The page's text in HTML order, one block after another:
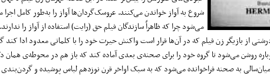
شروع به آواز خواندن می‌کنند. عروسک‌گردان‌ها آواز را به‌طور کامل
می‌شود چرا که ظاهراً سازندگان فیلم حق (رایت) استفاده از آواز را
از بازیگر زن فیلم که در آن‌ها قرار است واکنش حیرت خود را با کلماتی معدود ادا کند
روشن می‌شود تا گروه خود را برای صحنه‌ی بعدی آماده کند که باز هم در محوطه‌ی
به صحنه فراخوانده می‌شود که به سبک اواخر قرن نوزدهم لباس پوشیده و